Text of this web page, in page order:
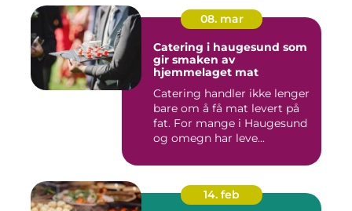
08. mar
Catering i haugesund som
gir smaken av
hjemmelaget mat
Catering handler ikke lenger
bare om å få mat levert på
fat. For mange i Haugesund
og omegn har leve...
14. feb